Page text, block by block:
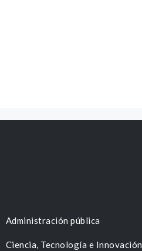
Administración pública
Ciencia, Tecnología e Innovación